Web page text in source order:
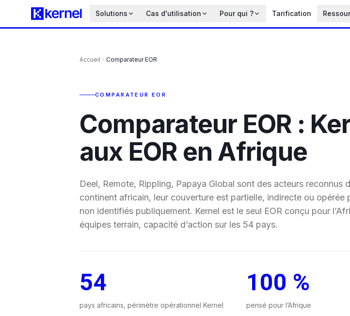
Solutions Cas d'utilisation Pour qui ? Tarification
Accueil Comparateur EOR
COMPARATEUR EOR
Comparateur EOR :
aux EOR en Afrique
Deel, Remote, Rippling, Papaya Global sont des acteurs reconnus
continent africain, leur couverture est partielle, indirecte ou opérée
non identifiés publiquement. Kernel est le seul EOR conçu pour
équipes terrain, capacité d’action sur les 54 pays.
54
pays africains, périmètre opérationnel Kernel
100 %
pensé pour l’Afrique